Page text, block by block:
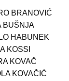
BRANOVIĆ
BUŠNJA
HABUNEK
KOSSI
KOVAČ
KOVAČIĆ